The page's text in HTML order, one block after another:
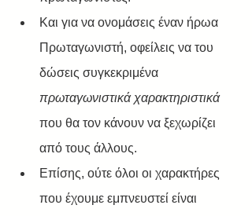
Και για να ονομάσεις έναν ήρωα
Πρωταγωνιστή, οφείλεις να του
δώσεις συγκεκριμένα
πρωταγωνιστικά χαρακτηριστικά
που θα τον κάνουν να ξεχωρίζει
από τους άλλους.
Επίσης, ούτε όλοι οι χαρακτήρες
που έχουμε εμπνευστεί είναι